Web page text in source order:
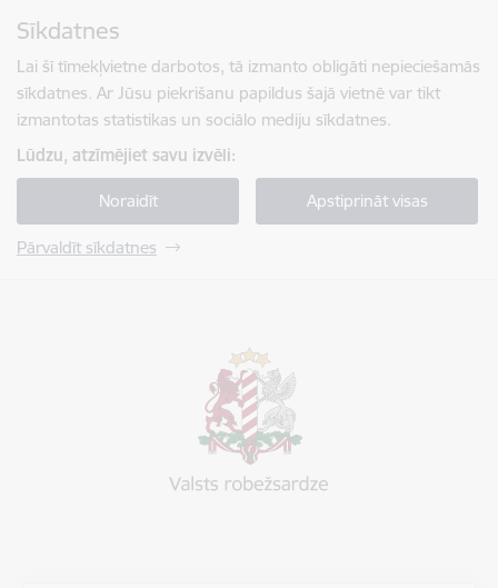
Sīkdatnes
Lai šī tīmekļvietne darbotos, tā izmanto obligāti nepieciešamās
sīkdatnes. Ar Jūsu piekrišanu papildus šajā vietnē var tikt
izmantotas statistikas un sociālo mediju sīkdatnes.
Lūdzu, atzīmējiet savu izvēli:
Noraidīt Apstiprināt visas
Pārvaldīt sīkdatnes